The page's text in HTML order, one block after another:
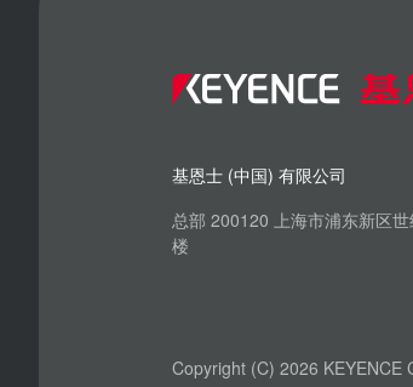
基恩士 (中国) 有限公司
总部 200120 上海市浦东新区
楼
Copyright (C) 2026 KEYENCE